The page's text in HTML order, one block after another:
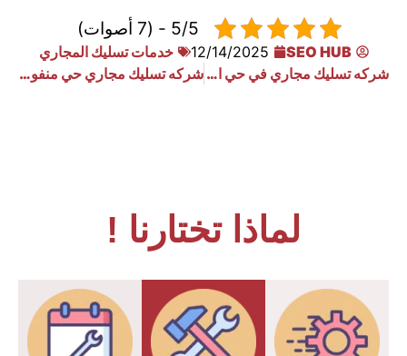
5/5 - (7 أصوات)
SEO HUB
12/14/2025
خدمات تسليك المجاري
شركه تسليك مجاري في حي الجرادية الرياض
شركه تسليك مجاري حي منفوحة الرياض
لماذا تختارنا !